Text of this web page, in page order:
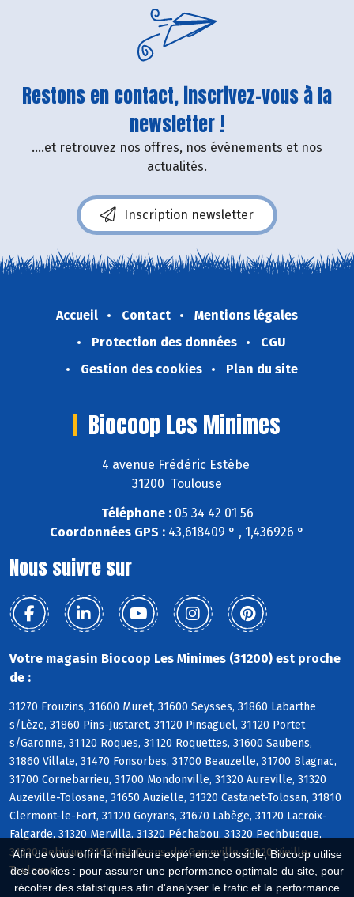
Afin de vous offrir la meilleure expérience possible, Biocoop utilise
des cookies : pour assurer une performance optimale du site, pour
récolter des statistiques afin d'analyser le trafic et la performance
Restons en contact, inscrivez-vous à la
newsletter !
....et retrouvez nos offres, nos événements et nos
actualités.
Inscription newsletter
Accueil Contact
Mentions légales
Protection des données
CGU
Gestion des cookies
Plan du site
Biocoop Les Minimes
4 avenue Frédéric Estèbe
31200 Toulouse
Téléphone :05 34 42 01 56
Coordonnées GPS : 43,618409 ° , 1,436926 °
Nous suivre sur
Votre magasin Biocoop Les Minimes (31200) est proche
de :
31270 Frouzins, 31600 Muret, 31600 Seysses, 31860 Labarthe
s/Lèze, 31860 Pins-Justaret, 31120 Pinsaguel, 31120 Portet
s/Garonne, 31120 Roques, 31120 Roquettes, 31600 Saubens,
31860 Villate, 31470 Fonsorbes, 31700 Beauzelle, 31700 Blagnac,
31700 Cornebarrieu, 31700 Mondonville, 31320 Aureville, 31320
Auzeville-Tolosane, 31650 Auzielle, 31320 Castanet-Tolosan, 31810
Clermont-le-Fort, 31120 Goyrans, 31670 Labège, 31120 Lacroix-
Falgarde, 31320 Mervilla, 31320 Péchabou, 31320 Pechbusque,
31320 Rebigue, 31650 St-Orens-de-Gameville, 31320 Vieille-
Toulouse